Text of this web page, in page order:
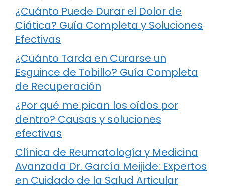
¿Cuánto Puede Durar el Dolor de
Ciática? Guía Completa y Soluciones
Efectivas
¿Cuánto Tarda en Curarse un
Esguince de Tobillo? Guía Completa
de Recuperación
¿Por qué me pican los oídos por
dentro? Causas y soluciones
efectivas
Clínica de Reumatología y Medicina
Avanzada Dr. García Meijide: Expertos
en Cuidado de la Salud Articular